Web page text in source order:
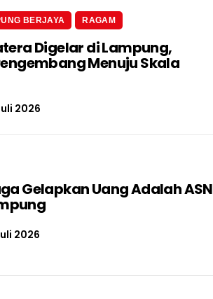
BERJAYA RAGAM
Digelar di Lampung,
Menuju Skala
2026
Gelapkan Uang Adalah ASN
2026